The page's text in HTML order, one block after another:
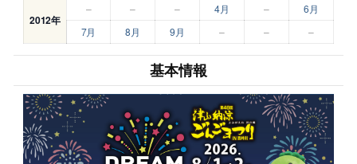
2012年
– – – 4月 –
6月
7月
8月 9月 – – –
基本情報